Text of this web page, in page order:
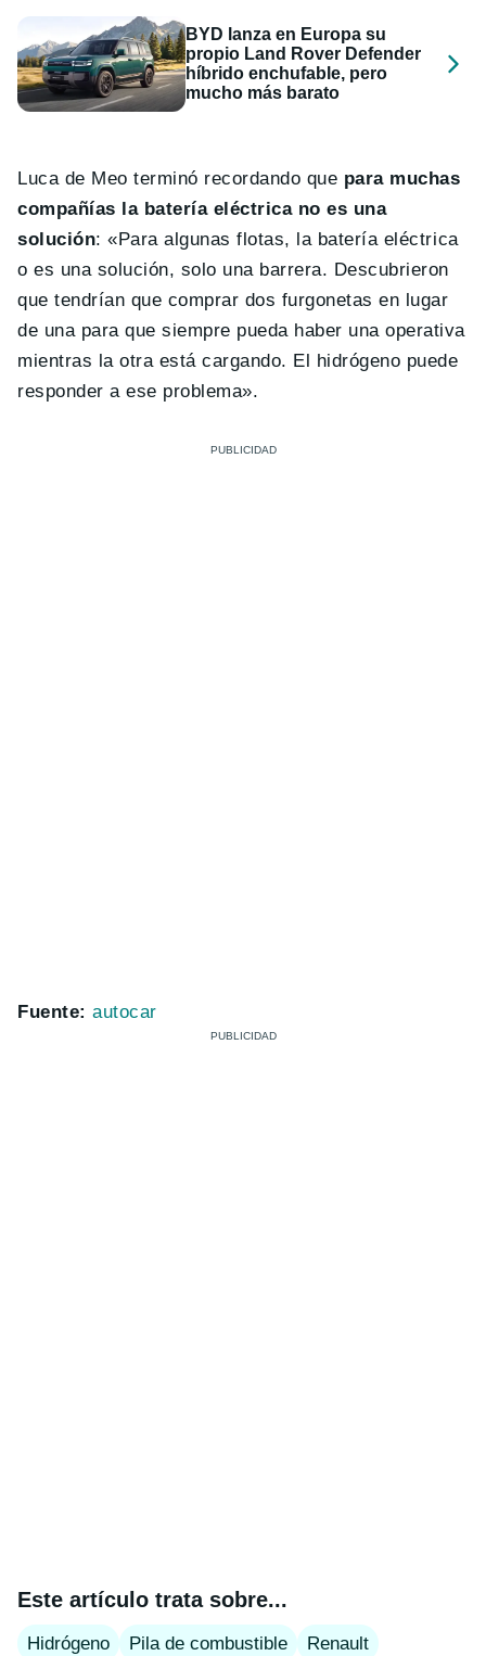
BYD lanza en Europa su
propio Land Rover Defender
híbrido enchufable, pero
mucho más barato
Luca de Meo terminó recordando que para muchas
compañías la batería eléctrica no es una
solución: «Para algunas flotas, la batería eléctrica
o es una solución, solo una barrera. Descubrieron
que tendrían que comprar dos furgonetas en lugar
de una para que siempre pueda haber una operativa
mientras la otra está cargando. El hidrógeno puede
responder a ese problema».
Fuente: autocar
Este artículo trata sobre...
Hidrógeno Pila de combustible Renault